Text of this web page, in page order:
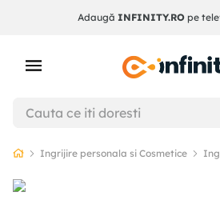
Adaugă INFINITY.ROpe
Ingrijire personala si Cosmetice